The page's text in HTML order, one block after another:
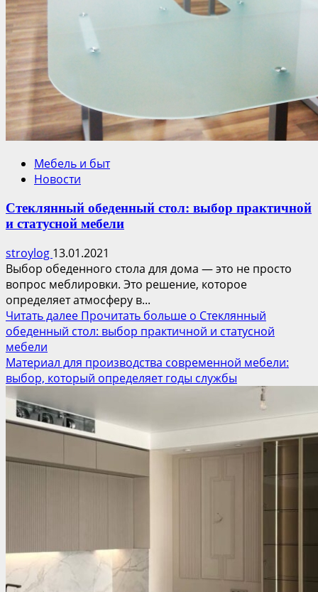
Мебель и быт
Новости
Стеклянный обеденный стол: выбор практичной
и статусной мебели
stroylog 13.01.2021
Выбор обеденного стола для дома — это не просто
вопрос меблировки. Это решение, которое
определяет атмосферу в...
Читать далее Прочитать больше о Стеклянный
обеденный стол: выбор практичной и статусной
мебели
Материал для производства современной мебели:
выбор, который определяет годы службы